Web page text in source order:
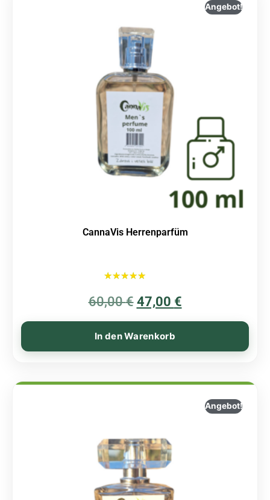
Angebot!
CannaVis Herrenparfüm
5.00
von 5
60,00€ 47,00 €
In den Warenkorb
Angebot!